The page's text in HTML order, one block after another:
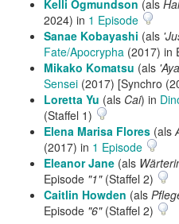
Kelli Ogmundson (als
2024) in 1 Episode
Sanae Kobayashi (als
Fate/Apocrypha (2017) in
Mikako Komatsu (als
Sensei (2017) [Synchro
Loretta Yu (als Cai) in
(Staffel 1)
Elena Marisa Flores (als
(2017) in 1 Episode
Eleanor Jane (als
Episode "1"(Staffel 2)
Caitlin Howden (als
Episode "6"(Staffel 2)